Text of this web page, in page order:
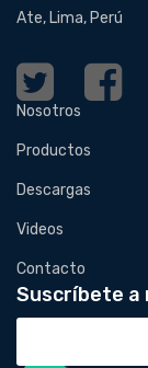
Ate, Lima, Perú
Nosotros
Productos
Descargas
Videos
Contacto
Suscríbete